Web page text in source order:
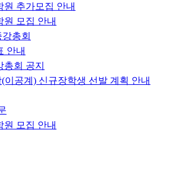
원 추가모집 안내
원 모집 안내
총회
안내
회 공지
이공계) 신규장학생 선발 계획 안내
원 모집 안내